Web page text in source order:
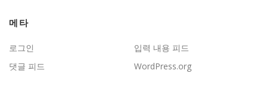
메타
로그인
입력 내용 피드
댓글 피드
WordPress.org